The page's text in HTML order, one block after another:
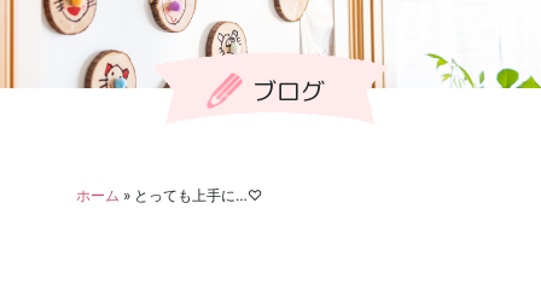
ブログ
ホーム » とっても上手に…♡